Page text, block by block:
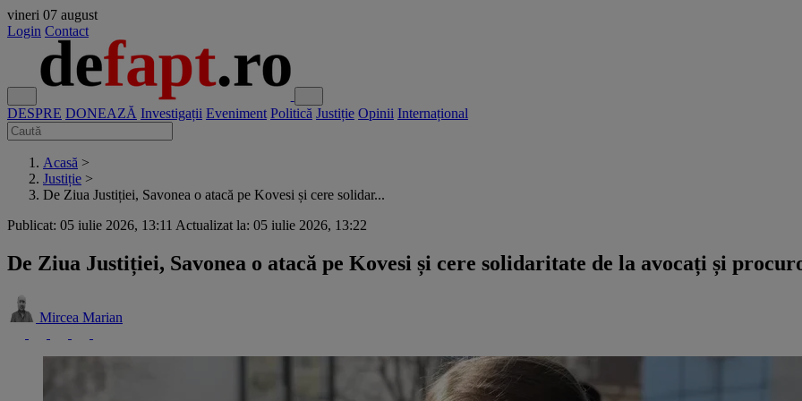
vineri 07 august
Login Contact
DESPRE DONEAZĂ Investigații Eveniment Politică Justiție Opinii Internațional
Acasă >
Justiție >
De Ziua Justiției, Savonea o atacă pe Kovesi și cere solidar...
Publicat: 05 iulie 2026, 13:11 Actualizat la: 05 iulie 2026, 13:22
De Ziua Justiției, Savonea o atacă pe Kovesi și cere solidaritate de la avocați și
Mircea Marian